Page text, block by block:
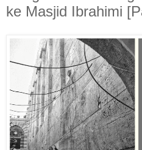
ke Masjid Ibrahimi